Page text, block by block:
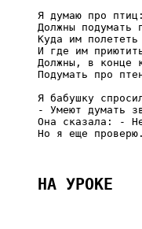
     Я думаю про птиц:
Должны подумать
     Куда им полететь
И где им
Должны, в конце
Подумать про
Я бабушку
- Умеют думать
Она сказала: -
     Но я еще проверю.
НА УРОКЕ